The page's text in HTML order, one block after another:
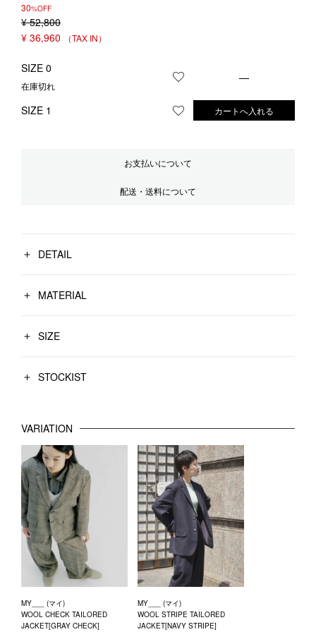
30%OFF
¥ 52,800
¥ 36,960
SIZE 0
在庫切れ お気に入りに登録する
—
SIZE 1 お気に入りに登録する
カートへ入れる
お支払いについて
配送・送料について
DETAIL
MATERIAL
SIZE
STOCKIST
VARIATION
MY___ (マイ)
WOOL CHECK TAILORED
JACKET[GRAY CHECK]
MY___ (マイ)
WOOL STRIPE TAILORED
JACKET[NAVY STRIPE]